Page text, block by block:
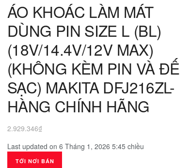
ÁO KHOÁC LÀM MÁT
DÙNG PIN SIZE L (BL)
(18V/14.4V/12V MAX)
(KHÔNG KÈM PIN VÀ ĐẾ
SẠC) MAKITA DFJ216ZL-
HÀNG CHÍNH HÃNG
2.929.346₫
Last updated on 6 Tháng 1, 2026 5:45 chiều
TỚI NƠI BÁN